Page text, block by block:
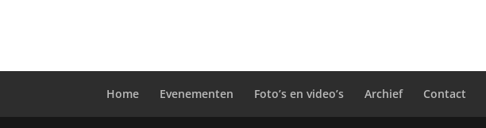
Home Evenementen Foto’s en video’s Archief Contact